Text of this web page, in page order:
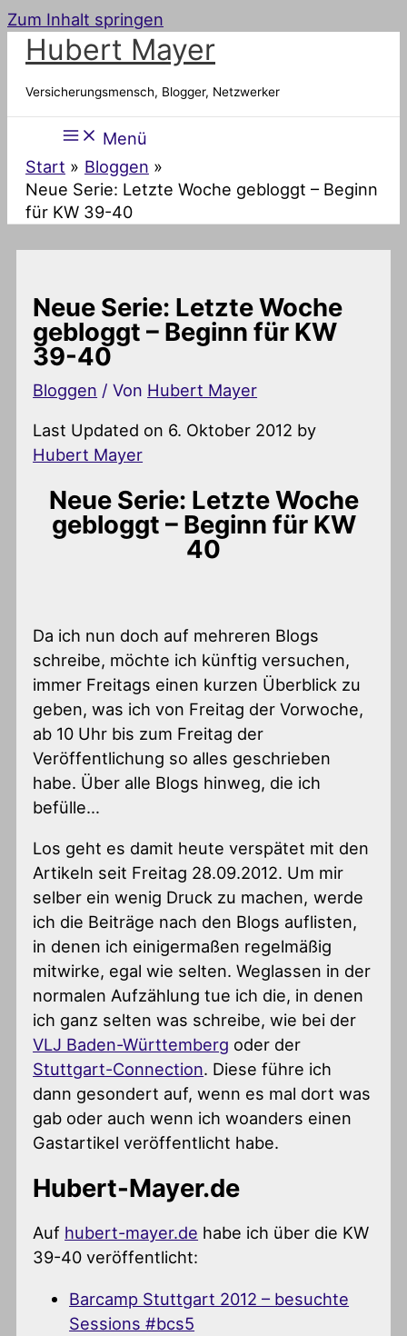
Zum Inhalt springen
Hubert Mayer
Versicherungsmensch, Blogger, Netzwerker
Menü
Start
Bloggen
Neue Serie: Letzte Woche gebloggt – Beginn
für KW 39-40
Neue Serie: Letzte Woche
gebloggt – Beginn für KW
39-40
Bloggen / Von Hubert Mayer
Last Updated on 6. Oktober 2012 by
Hubert Mayer
Neue Serie: Letzte Woche
gebloggt – Beginn für KW
40
Da ich nun doch auf mehreren Blogs
schreibe, möchte ich künftig versuchen,
immer Freitags einen kurzen Überblick zu
geben, was ich von Freitag der Vorwoche,
ab 10 Uhr bis zum Freitag der
Veröffentlichung so alles geschrieben
habe. Über alle Blogs hinweg, die ich
befülle…
Los geht es damit heute verspätet mit den
Artikeln seit Freitag 28.09.2012. Um mir
selber ein wenig Druck zu machen, werde
ich die Beiträge nach den Blogs auflisten,
in denen ich einigermaßen regelmäßig
mitwirke, egal wie selten. Weglassen in der
normalen Aufzählung tue ich die, in denen
ich ganz selten was schreibe, wie bei der
VLJ Baden-Württemberg oder der
Stuttgart-Connection. Diese führe ich
dann gesondert auf, wenn es mal dort was
gab oder auch wenn ich woanders einen
Gastartikel veröffentlicht habe.
Hubert-Mayer.de
Auf hubert-mayer.de habe ich über die KW
39-40 veröffentlicht:
Barcamp Stuttgart 2012 – besuchte
Sessions #bcs5